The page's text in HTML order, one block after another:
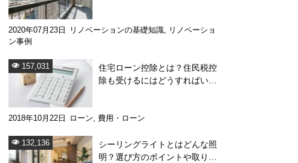
2020年07月23日 リノベーションの基礎知識, リノベーショ
ン事例
住宅ローン控除とは？住民税控
除も受けるにはどうすればい
157,031
2018年10月22日 ローン,費用・ローン
シーリングライトとはどんな照
明？選び方のポイントや取り外
132,136